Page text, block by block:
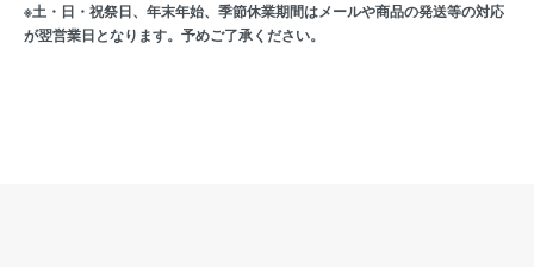
※土・日・祝祭日、年末年始、季節休業期間はメールや商品の発送等の対応
が翌営業日となります。予めご了承ください。